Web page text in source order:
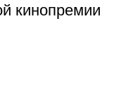
кинопремии